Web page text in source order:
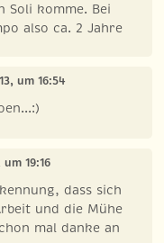
Soli komme. Bei
also ca. 2 Jahre
um 16:54
19:16
dass sich
und die Mühe
mal danke an